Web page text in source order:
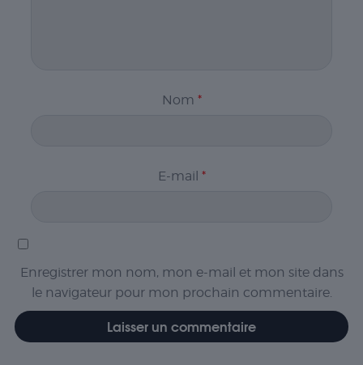
Nom *
E-mail *
Enregistrer mon nom, mon e-mail et mon site dans
le navigateur pour mon prochain commentaire.